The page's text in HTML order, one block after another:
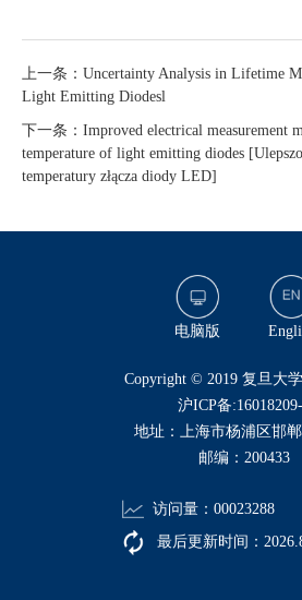
上一条：Uncertainty Analysis in Lifetime
Light Emitting Diodesl
下一条：Improved electrical measurement
temperature of light emitting diodes
temperatury złącza diody LED]
电脑版
​Copyright © 2019 复旦大
沪ICP备
地址：上海市杨浦区邯
邮编：200433
访问量： 00023288
最后更新时间： 2026